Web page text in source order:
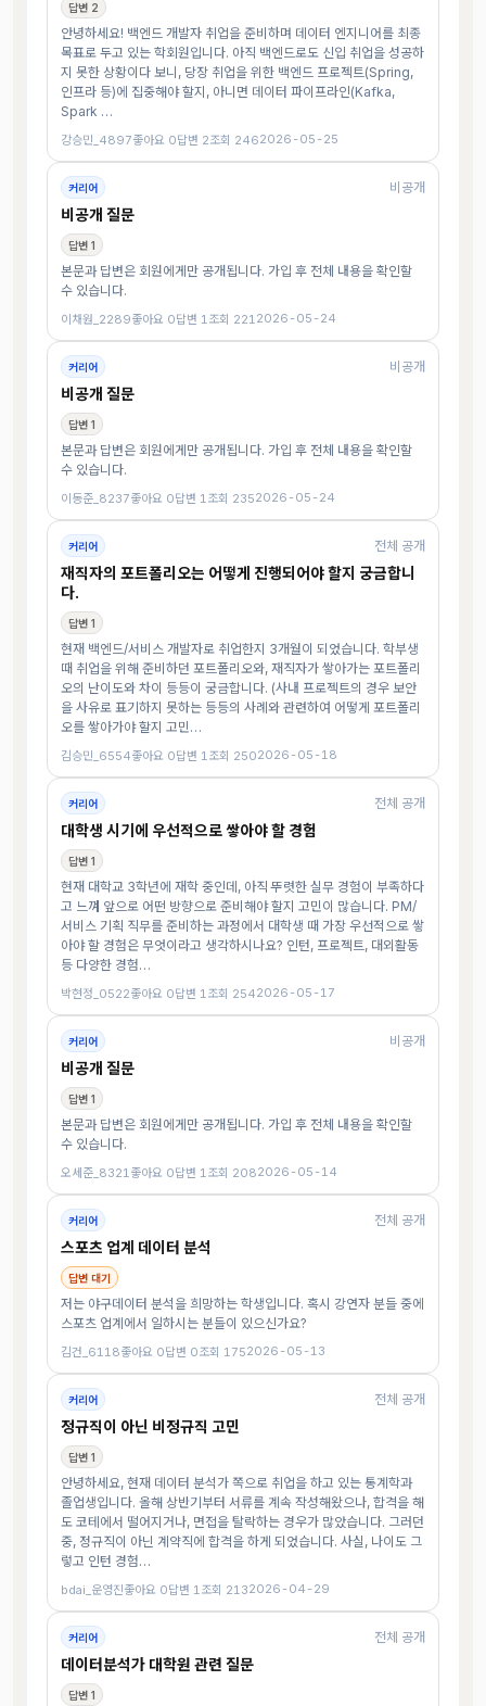
답변 2
안녕하세요! 백엔드 개발자 취업을 준비하며 데이터 엔지니어를 최종
목표로 두고 있는 학회원입니다. 아직 백엔드로도 신입 취업을 성공하
지 못한 상황이다 보니, 당장 취업을 위한 백엔드 프로젝트(Spring,
인프라 등)에 집중해야 할지, 아니면 데이터 파이프라인(Kafka,
Spark …
강승민_4897좋아요 0답변 2조회 2462026-05-25
커리어 비공개
비공개 질문
답변 1
본문과 답변은 회원에게만 공개됩니다. 가입 후 전체 내용을 확인할
수 있습니다.
이채원_2289좋아요 0답변 1조회 2212026-05-24
커리어 비공개
비공개 질문
답변 1
본문과 답변은 회원에게만 공개됩니다. 가입 후 전체 내용을 확인할
수 있습니다.
이동준_8237좋아요 0답변 1조회 2352026-05-24
커리어 전체 공개
재직자의 포트폴리오는 어떻게 진행되어야 할지 궁금합니
다.
답변 1
현재 백엔드/서비스 개발자로 취업한지 3개월이 되었습니다. 학부생
때 취업을 위해 준비하던 포트폴리오와, 재직자가 쌓아가는 포트폴리
오의 난이도와 차이 등등이 궁금합니다. (사내 프로젝트의 경우 보안
을 사유로 표기하지 못하는 등등의 사례와 관련하여 어떻게 포트폴리
오를 쌓아가야 할지 고민…
김승민_6554좋아요 0답변 1조회 2502026-05-18
커리어 전체 공개
대학생 시기에 우선적으로 쌓아야 할 경험
답변 1
현재 대학교 3학년에 재학 중인데, 아직 뚜렷한 실무 경험이 부족하다
고 느껴 앞으로 어떤 방향으로 준비해야 할지 고민이 많습니다. PM/
서비스 기획 직무를 준비하는 과정에서 대학생 때 가장 우선적으로 쌓
아야 할 경험은 무엇이라고 생각하시나요? 인턴, 프로젝트, 대외활동
등 다양한 경험…
박현정_0522좋아요 0답변 1조회 2542026-05-17
커리어 비공개
비공개 질문
답변 1
본문과 답변은 회원에게만 공개됩니다. 가입 후 전체 내용을 확인할
수 있습니다.
오세준_8321좋아요 0답변 1조회 2082026-05-14
커리어 전체 공개
스포츠 업계 데이터 분석
답변 대기
저는 야구데이터 분석을 희망하는 학생입니다. 혹시 강연자 분들 중에
스포츠 업계에서 일하시는 분들이 있으신가요?
김건_6118좋아요 0답변 0조회 1752026-05-13
커리어 전체 공개
정규직이 아닌 비정규직 고민
답변 1
안녕하세요, 현재 데이터 분석가 쪽으로 취업을 하고 있는 통계학과
졸업생입니다. 올해 상반기부터 서류를 계속 작성해왔으나, 합격을 해
도 코테에서 떨어지거나, 면접을 탈락하는 경우가 많았습니다. 그러던
중, 정규직이 아닌 계약직에 합격을 하게 되었습니다. 사실, 나이도 그
렇고 인턴 경험…
bdai_운영진좋아요 0답변 1조회 2132026-04-29
커리어 전체 공개
데이터분석가 대학원 관련 질문
답변 1